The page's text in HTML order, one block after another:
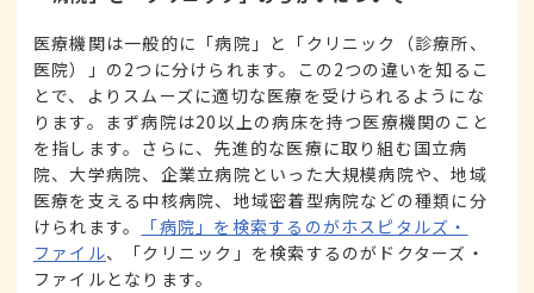
医療機関は一般的に「病院」と「クリニック（診療所、
医院）」の2つに分けられます。この2つの違いを知るこ
とで、よりスムーズに適切な医療を受けられるようにな
ります。まず病院は20以上の病床を持つ医療機関のこと
を指します。さらに、先進的な医療に取り組む国立病
院、大学病院、企業立病院といった大規模病院や、地域
医療を支える中核病院、地域密着型病院などの種類に分
けられます。
「病院」を検索するのがホスピタルズ・
ファイル、「クリニック」を検索するのがドクターズ・
ファイルとなります。